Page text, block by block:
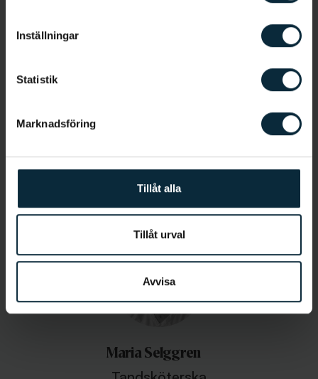
Inställningar
Statistik
Marknadsföring
Tillåt alla
Tillåt urval
Avvisa
Jetmir Kaza
Tandsköterska
Maria Selggren